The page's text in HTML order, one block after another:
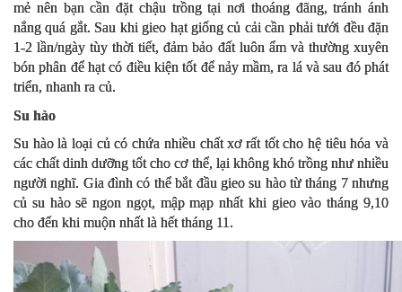
mẻ nên bạn cần đặt chậu trồng tại nơi thoáng đãng, tránh ánh
nắng quá gắt. Sau khi gieo hạt giống củ cải cần phải tưới đều đặn
1-2 lần/ngày tùy thời tiết, đảm bảo đất luôn ẩm và thường xuyên
bón phân để hạt có điều kiện tốt để nảy mầm, ra lá và sau đó phát
triển, nhanh ra củ.
Su hào
Su hào là loại củ có chứa nhiều chất xơ rất tốt cho hệ tiêu hóa và
các chất dinh dưỡng tốt cho cơ thể, lại không khó trồng như nhiều
người nghĩ. Gia đình có thể bắt đầu gieo su hào từ tháng 7 nhưng
củ su hào sẽ ngon ngọt, mập mạp nhất khi gieo vào tháng 9,10
cho đến khi muộn nhất là hết tháng 11.